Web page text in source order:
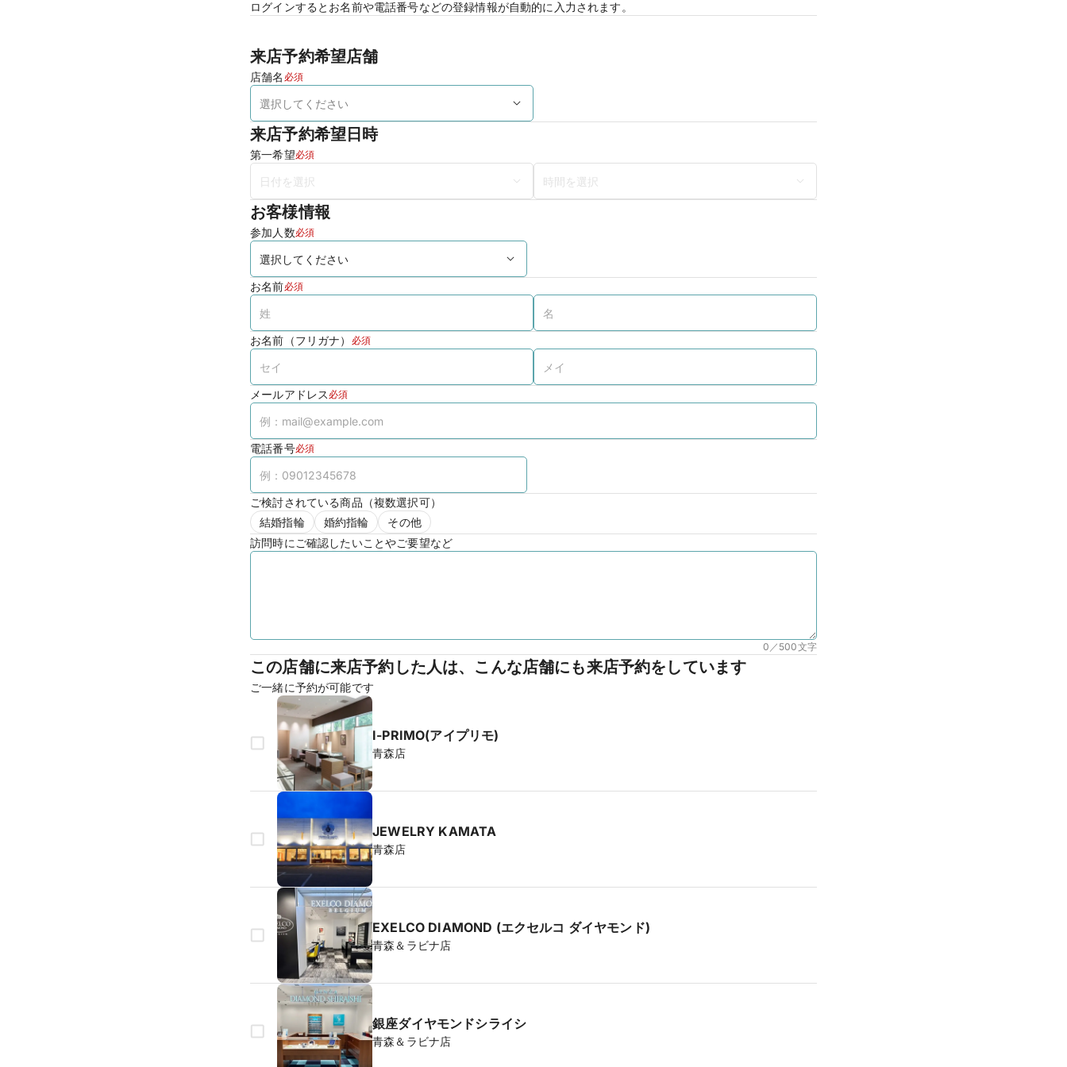
ログインするとお名前や電話番号などの登録情報が自動的に入力されます。
来店予約希望店舗
店舗名 必須
来店予約希望日時
第一希望必須
お客様情報
参加人数必須
お名前必須
お名前（フリガナ） 必須
メールアドレス 必須
電話番号必須
ご検討されている商品（複数選択可）
結婚指輪
婚約指輪
その他
訪問時にご確認したいことやご要望など
0／500文字
この店舗に来店予約した人は、こんな店舗にも来店予約をしています
ご一緒に予約が可能です
I-PRIMO(アイプリモ)
青森店
JEWELRY KAMATA
青森店
EXELCO DIAMOND (エクセルコ ダイヤモンド)
青森＆ラビナ店
銀座ダイヤモンドシライシ
青森＆ラビナ店